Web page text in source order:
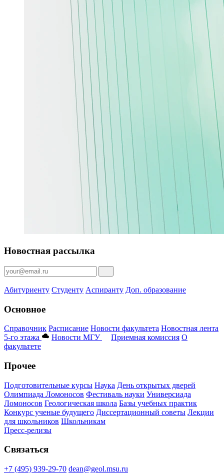
Новостная рассылка
Абитуриенту Студенту Аспиранту Доп. образование
Основное
Справочник Расписание Новости факультета Новостная лента
5-го этажа
Новости МГУ Приемная комиссия О
факультете
Прочее
Подготовительные курсы Наука День открытых дверей
Олимпиада Ломоносов Фестиваль науки Универсиада
Ломоносов Геологическая школа Базы учебных практик
Конкурс ученые будущего Диссертационный советы Лекции
для школьников Школьникам
Пресс-релизы
Связаться
+7 (495) 939-29-70 dean@geol.msu.ru